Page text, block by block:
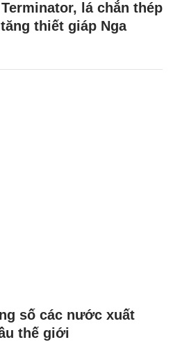
lá chắn thép
thiết giáp Nga
số các nước xuất
thế giới